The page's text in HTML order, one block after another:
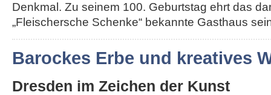
Denkmal. Zu seinem 100. Geburtstag ehrt das
„Fleischersche Schenke“ bekannte Gasthaus
Barockes Erbe und kreatives
Dresden im Zeichen der Kunst